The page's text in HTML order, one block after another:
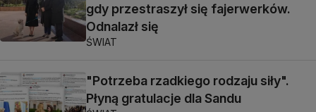
gdy przestraszył się fajerwerków.
Odnalazł się
ŚWIAT
"Potrzeba rzadkiego rodzaju siły".
Płyną gratulacje dla Sandu